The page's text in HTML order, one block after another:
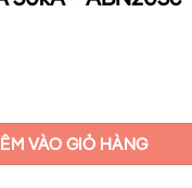
ABN203c số lượng
VÀO GIỎ HÀNG